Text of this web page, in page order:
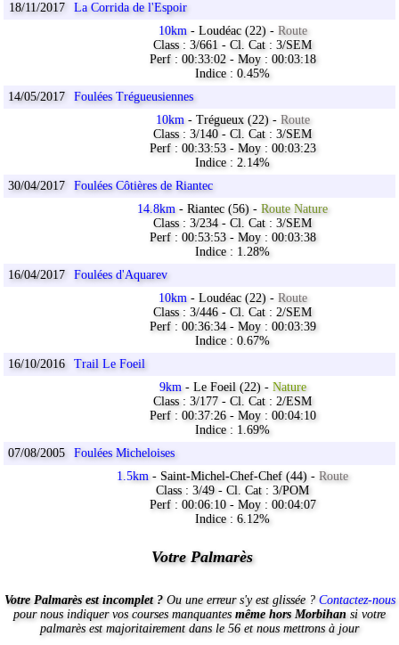
18/11/2017
La Corrida de l'Espoir
10km- Loudéac (22) - Route
Class : 3/661 - Cl. Cat : 3/SEM
Perf : 00:33:02 - Moy : 00:03:18
Indice : 0.45%
14/05/2017
Foulées Trégueusiennes
10km- Trégueux (22) - Route
Class : 3/140 - Cl. Cat : 3/SEM
Perf : 00:33:53 - Moy : 00:03:23
Indice : 2.14%
30/04/2017
Foulées Côtières de Riantec
14.8km - Riantec (56) - Route Nature
Class : 3/234 - Cl. Cat : 3/SEM
Perf : 00:53:53 - Moy : 00:03:38
Indice : 1.28%
16/04/2017
Foulées d'Aquarev
10km- Loudéac (22) - Route
Class : 3/446 - Cl. Cat : 2/SEM
Perf : 00:36:34 - Moy : 00:03:39
Indice : 0.67%
16/10/2016
Trail Le Foeil
9km- Le Foeil (22) - Nature
Class : 3/177 - Cl. Cat : 2/ESM
Perf : 00:37:26 - Moy : 00:04:10
Indice : 1.69%
07/08/2005
Foulées Micheloises
1.5km - Saint-Michel-Chef-Chef (44) - Route
Class : 3/49 - Cl. Cat : 3/POM
Perf : 00:06:10 - Moy : 00:04:07
Indice : 6.12%
Votre Palmarès
Votre Palmarès est incomplet ?Ou une erreur s'y est glissée ? Contactez-nous
pour nous indiquer vos courses manquantes même hors Morbihansi votre
palmarès est majoritairement dans le 56 et nous mettrons à jour